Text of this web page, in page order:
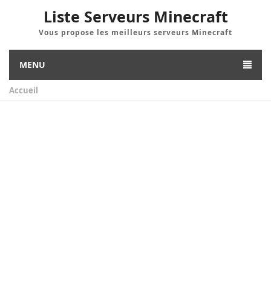
Liste Serveurs Minecraft
Vous propose les meilleurs serveurs Minecraft
MENU
Accueil